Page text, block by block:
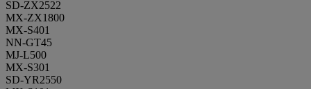
SD-ZX2522
MX-ZX1800
MX-S401
NN-GT45
MJ-L500
MX-S301
SD-YR2550